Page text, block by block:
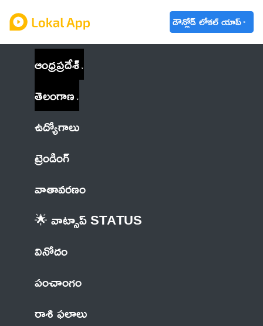
డౌన్లోడ్ లోకల్ యాప్
ఆంధ్రప్రదేశ్
తెలంగాణ
ఉద్యోగాలు
ట్రెండింగ్
వాతావరణం
🌟 వాట్సాప్ STATUS
వినోదం
పంచాంగం
రాశి ఫలాలు